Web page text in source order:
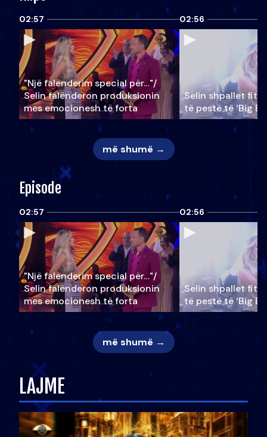
02:57
"Një falenderim special për…"/
Selin falënderon produksionin
mes emocionesh të forta
02:56
Selin shpallet
të pestë të ‘Big
më shumë →
Episode
02:57
"Një falenderim special për…"/
Selin falënderon produksionin
mes emocionesh të forta
02:56
Selin shpallet
të pestë të ‘Big
më shumë →
LAJME